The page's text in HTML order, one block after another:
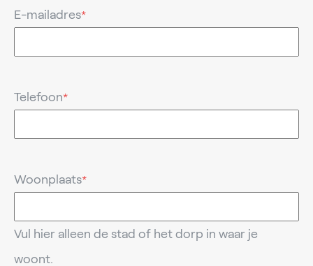
E-mailadres*
Telefoon*
Woonplaats*
Vul hier alleen de stad of het dorp in waar je
woont.